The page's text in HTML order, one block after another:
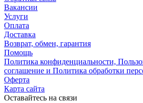
Вакансии
Услуги
Оплата
Доставка
Возврат, обмен, гарантия
Помощь
Политика конфиденциальности,
соглашение и Политика обработки
Оферта
Карта сайта
Оставайтесь на связи